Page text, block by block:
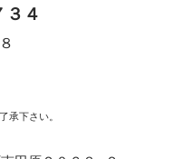
４
承下さい。